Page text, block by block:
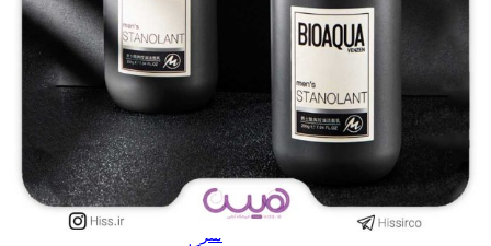
کاتر فانتزی
بوک مارک
ماشین حساب
قیچی
سرگرمی و آموزشی
فانتزی ها
برچسب استیکری
کاور A4 و پوشه فانتزی
جامدادی
تخته وایت برد
تخته شاسی
متر